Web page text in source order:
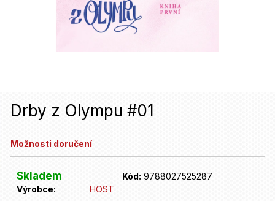
Drby z Olympu #01
Možnosti doručení
Skladem Kód: 9788027525287
Výrobce:
HOST
n
j